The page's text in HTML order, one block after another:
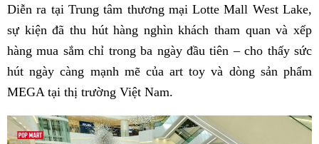
Diễn ra tại Trung tâm thương mại Lotte Mall West Lake,
sự kiện đã thu hút hàng nghìn khách tham quan và xếp
hàng mua sắm chỉ trong ba ngày đầu tiên – cho thấy sức
hút ngày càng mạnh mẽ của art toy và dòng sản phẩm
MEGA tại thị trường Việt Nam.